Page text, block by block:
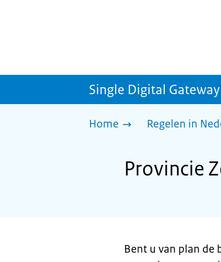
Single Digital Gateway
Home Regelen in
Provincie
Bent u van plan de